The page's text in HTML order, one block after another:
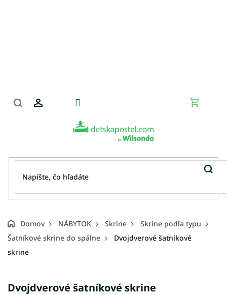
Domov NÁBYTOK Skrine
Skrine podľa typu
Šatníkové skrine do spálne
Dvojdverové šatníkové
skrine
Dvojdverové šatníkové skrine